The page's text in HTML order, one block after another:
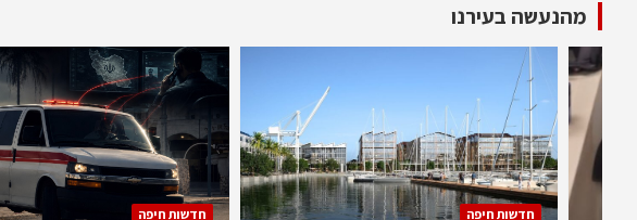
מהנעשה בעירנו
חדשות חיפה חדשות חיפה